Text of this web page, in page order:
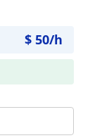
$ 50/h